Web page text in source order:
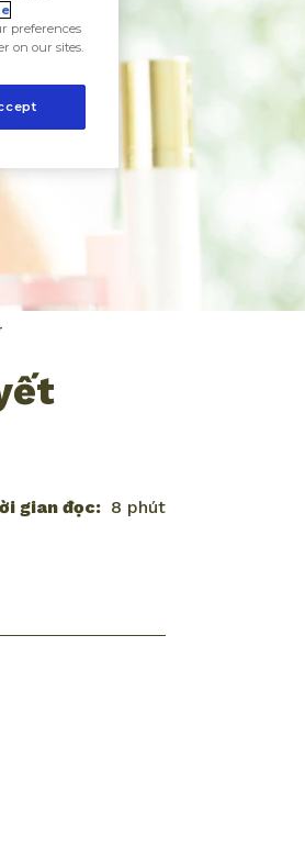
gian đọc: 8 phút
preferences
on our sites.